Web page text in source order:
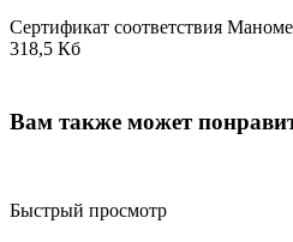
Сертификат соответствия
318,5 Кб
Вам также может
Быстрый просмотр